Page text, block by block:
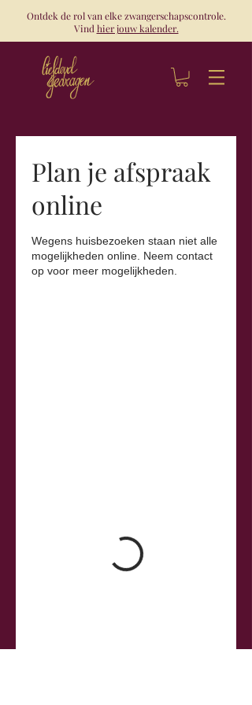
Ontdek de rol van elke zwangerschapscontrole.
Vind hier jouw kalender.
Plan je afspraak
online
Wegens huisbezoeken staan niet alle
mogelijkheden online. Neem contact
op voor meer mogelijkheden.